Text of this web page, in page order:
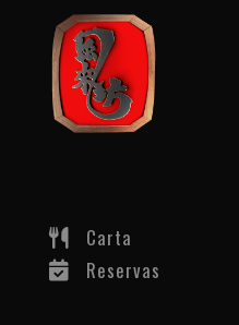
Carta
Reservas